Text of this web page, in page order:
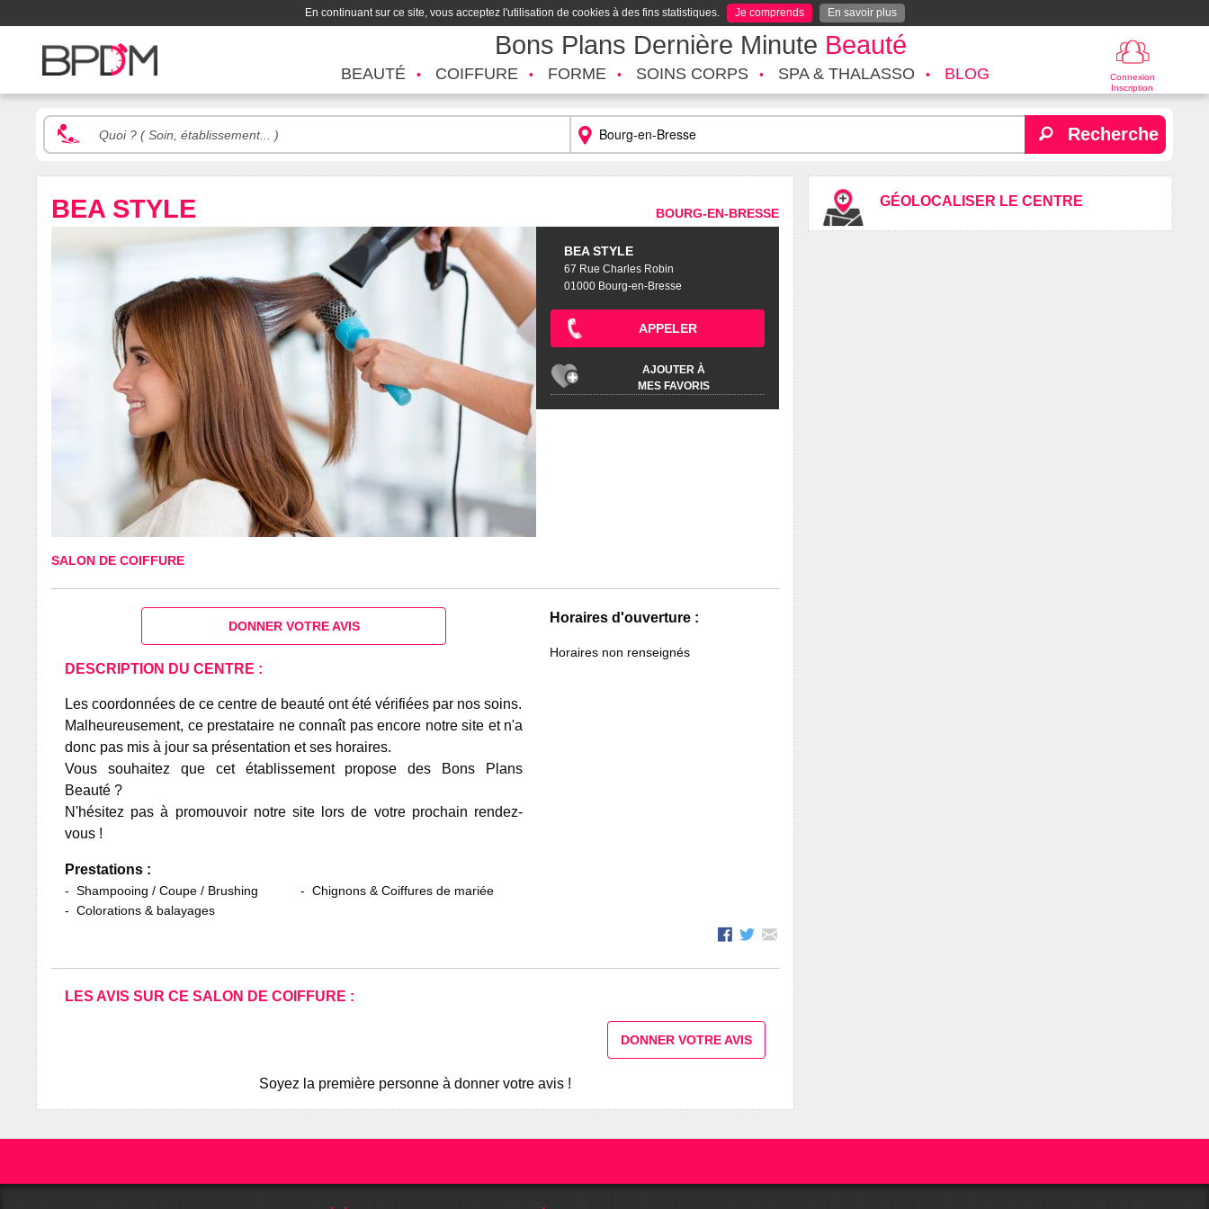
En continuant sur ce site, vous acceptez l'utilisation de cookies à des fins statistiques. Je comprends En savoir plus
Bons Plans Dernière Minute Beauté
Connexion
Inscription
BEAUTÉ COIFFURE FORME SOINS CORPS SPA & THALASSO BLOG
Recherche
GÉOLOCALISER LE CENTRE
BEA STYLE BOURG-EN-BRESSE
BEA STYLE
67 Rue Charles Robin
01000 Bourg-en-Bresse
APPELER
AJOUTER À
MES FAVORIS
SALON DE COIFFURE
Horaires d'ouverture :
Horaires non renseignés
DONNER VOTRE AVIS
DESCRIPTION DU CENTRE :
Les coordonnées de ce centre de beauté ont été vérifiées par nos soins.
Malheureusement, ce prestataire ne connaît pas encore notre site et n'a
donc pas mis à jour sa présentation et ses horaires.
Vous souhaitez que cet établissement propose des Bons Plans
Beauté ?
N'hésitez pas à promouvoir notre site lors de votre prochain rendez-
vous !
Prestations :
Shampooing / Coupe / Brushing
Colorations & balayages
Chignons & Coiffures de mariée
LES AVIS SUR CE SALON DE COIFFURE :
DONNER VOTRE AVIS
Soyez la première personne à donner votre avis !